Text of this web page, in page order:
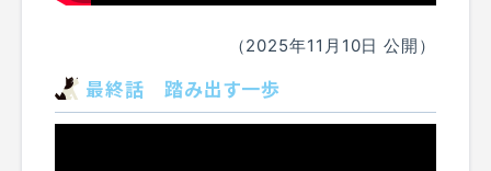
（2025年11月10日 公開）
最終話 踏み出す一歩